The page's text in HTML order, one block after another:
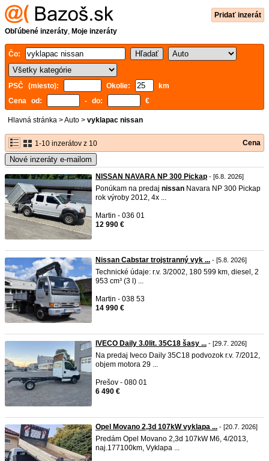
Pridať inzerát
Obľúbené inzeráty, Moje inzeráty
Čo:
PSČ (miesto): Okolie:
km
Cena od:
- do: €
Hlavná stránka >Auto > vyklapac nissan
1-10 inzerátov z 10 Cena
Nové inzeráty e-mailom
NISSAN NAVARA NP 300 Pickap - [6.8. 2026]
Ponúkam na predaj nissan Navara NP 300 Pickap
rok výroby 2012, 4x ...
Martin - 036 01
12 990 €
Nissan Cabstar trojstranný vyk ... - [5.8. 2026]
Technické údaje: r.v. 3/2002, 180 599 km, diesel, 2
953 cm³ (3 l) ...
Martin - 038 53
14 990 €
IVECO Daily 3.0lit. 35C18 šasy ... - [29.7. 2026]
Na predaj Iveco Daily 35C18 podvozok r.v. 7/2012,
objem motora 29 ...
Prešov - 080 01
6 490 €
Opel Movano 2,3d 107kW vyklapa ... - [20.7. 2026]
Predám Opel Movano 2,3d 107kW M6, 4/2013,
naj.177100km, Vyklapa ...